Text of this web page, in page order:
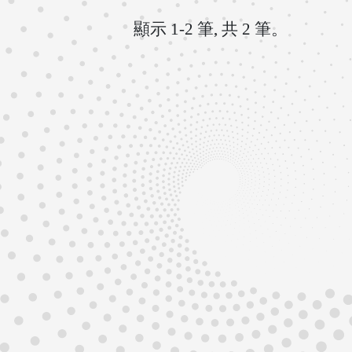
顯示 1-2 筆, 共 2 筆。